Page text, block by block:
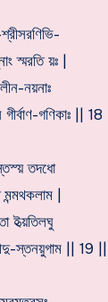
স্মরতি য়ঃ |
নয়নাঃ
গণিকাঃ || 18 ||
তদধো
|
ইত্য়তিলঘু
স্তনয়ুগাম || 19 ||